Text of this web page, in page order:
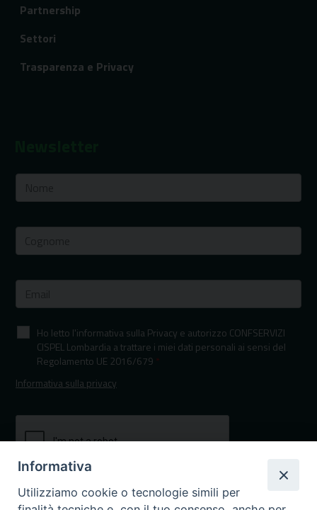
Partnership
Settori
Trasparenza e Privacy
Ho letto l'informativa sulla Privacy e autorizzo CONFSERVIZI
CISPEL Lombardia a trattare i miei dati personali ai sensi del
Regolamento UE 2016/679 *
Informativa sulla privacy
Informativa
Utilizziamo cookie o tecnologie simili per